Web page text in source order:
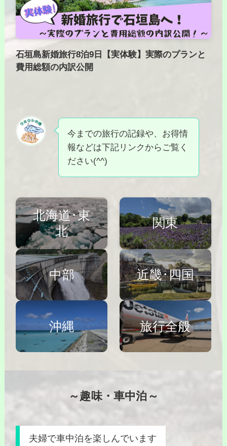
石垣島新婚旅行8泊9日【実体験】実際のプランと
費用総額の内訳公開
今までの旅行の記録や、お得情
報などは下記リンクからご覧く
ださい(^^)
北海道･東
北
関東
中部 近畿･四国
沖縄 旅行全般
～趣味・車中泊～
夫婦で車中泊を楽しんでいます